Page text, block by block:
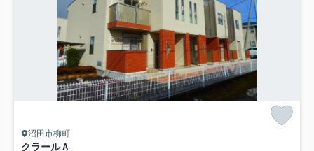
沼田市柳町
クラールＡ